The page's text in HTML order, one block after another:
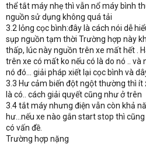
thể tắt máy nhẹ thì vẫn nổ máy bình
nguồn sử dụng không quá tải
3.2 lỏng cọc bình:đây là cách nói dễ
sụp nguồn tạm thời Trường hợp này
thấp, lúc này nguồn trên xe mất hết .
trên xe có mất ko nếu có là do nó .. và
nó đó... giải pháp xiết lại cọc bình và
3.3 Hư cảm biến đột ngột thường thì
là có.. cách giải quyết cũng như ở trên
3.4 tắt máy nhưng điện vẫn còn khả
hư...nếu xe nào gắn start stop thì
có vấn đề.
Trường hợp nặng